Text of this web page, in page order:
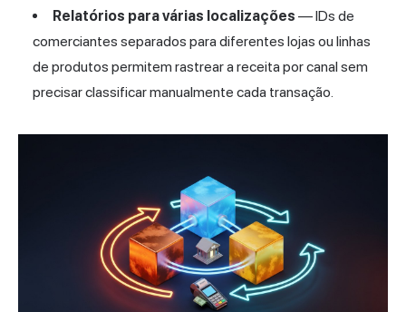
Relatórios para várias localizações — IDs de
comerciantes separados para diferentes lojas ou linhas
de produtos permitem rastrear a receita por canal sem
precisar classificar manualmente cada transação.